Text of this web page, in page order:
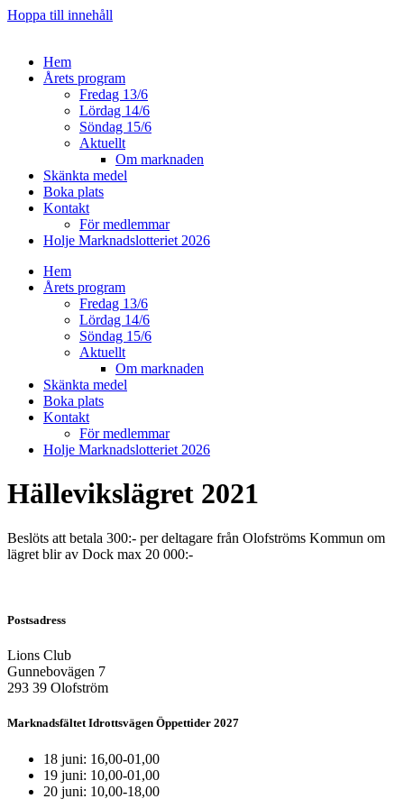
Hoppa till innehåll
Hem
Årets program
Fredag 13/6
Lördag 14/6
Söndag 15/6
Aktuellt
Om marknaden
Skänkta medel
Boka plats
Kontakt
För medlemmar
Holje Marknadslotteriet 2026
Hem
Årets program
Fredag 13/6
Lördag 14/6
Söndag 15/6
Aktuellt
Om marknaden
Skänkta medel
Boka plats
Kontakt
För medlemmar
Holje Marknadslotteriet 2026
Hällevikslägret 2021
Beslöts att betala 300:- per deltagare från Olofströms Kommun om
lägret blir av Dock max 20 000:-
Postsadress
Lions Club
Gunnebovägen 7
293 39 Olofström
Marknadsfältet Idrottsvägen Öppettider 2027
18 juni: 16,00-01,00
19 juni: 10,00-01,00
20 juni: 10,00-18,00